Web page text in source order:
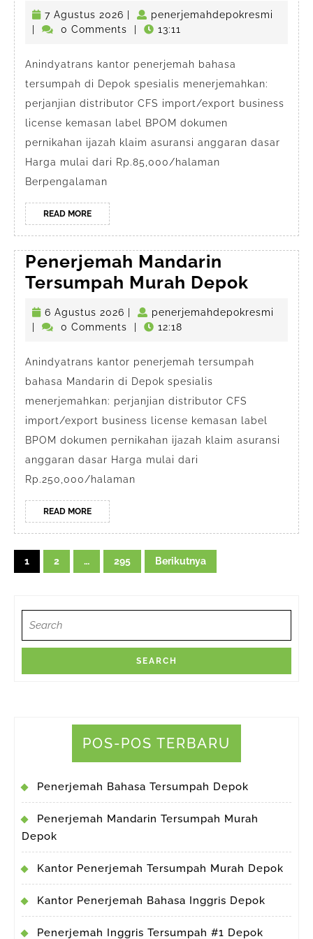
Bahasa
Tersumpah
7 Agustus 2026 7
Agustus
penerjemahdepokresmi
0 Comments 13:11
Anindyatrans kantor penerjemah bahasa
tersumpah di Depok spesialis menerjemahkan:
perjanjian distributor CFS import/export business
license kemasan label BPOM dokumen
pernikahan ijazah klaim asuransi anggaran dasar
Harga mulai dari Rp.85,000/halaman
Berpengalaman
READ MOREREAD
MORE
Penerjemah Mandarin
Tersumpah Murah Depok
Murah
Depok
6 Agustus 2026 6
Agustus
penerjemahdepokresmi
0 Comments 12:18
Anindyatrans kantor penerjemah tersumpah
bahasa Mandarin di Depok spesialis
menerjemahkan: perjanjian distributor CFS
import/export business license kemasan label
BPOM dokumen pernikahan ijazah klaim asuransi
anggaran dasar Harga mulai dari
Rp.250,000/halaman
READ MOREREAD
MORE
Navigasi
pos
1 2 … 295 Berikutnya
for:
POS-POS TERBARU
Penerjemah Bahasa Tersumpah Depok
Penerjemah Mandarin Tersumpah Murah
Depok
Kantor Penerjemah Tersumpah Murah Depok
Kantor Penerjemah Bahasa Inggris Depok
Penerjemah Inggris Tersumpah #1 Depok